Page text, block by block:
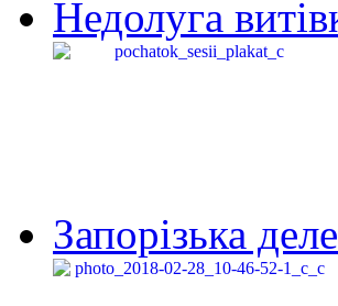
Недолуга
Запорізька